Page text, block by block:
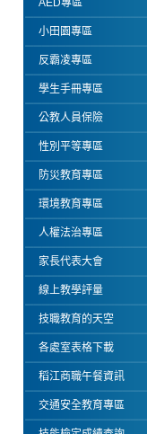
AED專區
小田園專區
反霸凌專區
學生手冊專區
公教人員保險
性別平等專區
防災教育專區
環境教育專區
人權法治專區
家長代表大會
線上教學評量
技職教育的天空
各處室表格下載
稻江商職午餐資訊
交通安全教育專區